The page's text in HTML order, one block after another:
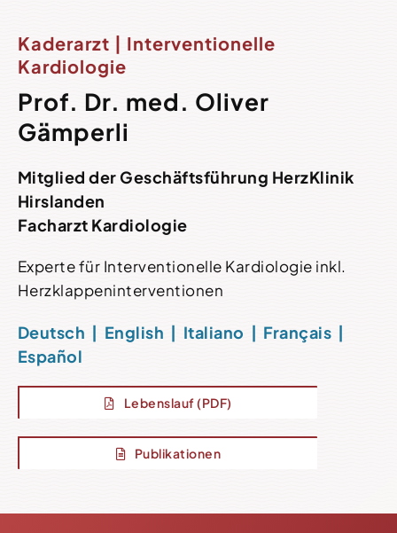
Kaderarzt | Interventionelle
Kardiologie
Prof. Dr. med. Oliver
Gämperli
Mitglied der Geschäftsführung HerzKlinik
Hirslanden
Facharzt Kardiologie
Experte für Interventionelle Kardiologie inkl.
Herzklappeninterventionen
Deutsch | English | Italiano | Français |
Español
Lebenslauf (PDF)
Publikationen